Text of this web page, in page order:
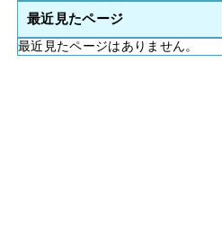
最近見たページ
最近見たページはありません。